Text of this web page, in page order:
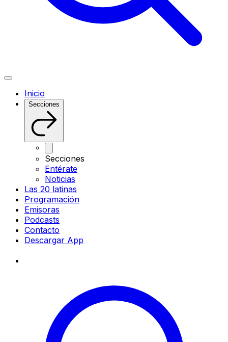
Inicio
Secciones
Secciones
Entérate
Noticias
Las 20 latinas
Programación
Emisoras
Podcasts
Contacto
Descargar App